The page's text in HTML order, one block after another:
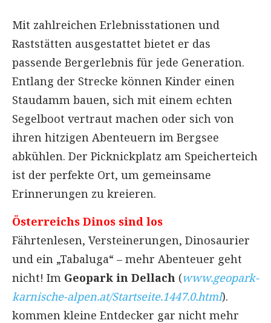
Mit zahlreichen Erlebnisstationen und
Raststätten ausgestattet bietet er das
passende Bergerlebnis für jede Generation.
Entlang der Strecke können Kinder einen
Staudamm bauen, sich mit einem echten
Segelboot vertraut machen oder sich von
ihren hitzigen Abenteuern im Bergsee
abkühlen. Der Picknickplatz am Speicherteich
ist der perfekte Ort, um gemeinsame
Erinnerungen zu kreieren.
Österreichs Dinos sind los
Fährtenlesen, Versteinerungen, Dinosaurier
und ein „Tabaluga“ – mehr Abenteuer geht
nicht! Im Geopark in Dellach (www.geopark-
karnische-alpen.at/Startseite.1447.0.html).
kommen kleine Entdecker gar nicht mehr